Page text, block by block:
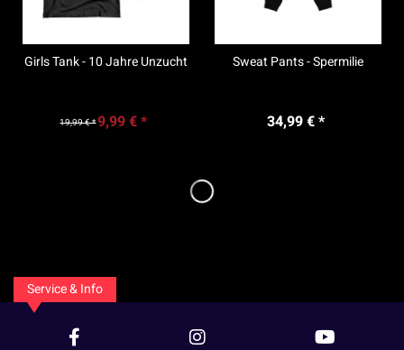
Girls Tank - 10 Jahre Unzucht
19,99 € *9,99 € *
Sweat Pants - Spermilie
34,99 € *
Service & Info